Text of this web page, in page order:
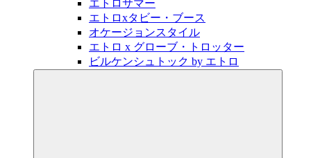
エトロサマー
エトロxタビー・ブース
オケージョンスタイル
エトロ x グローブ・トロッター
ビルケンシュトック by エトロ